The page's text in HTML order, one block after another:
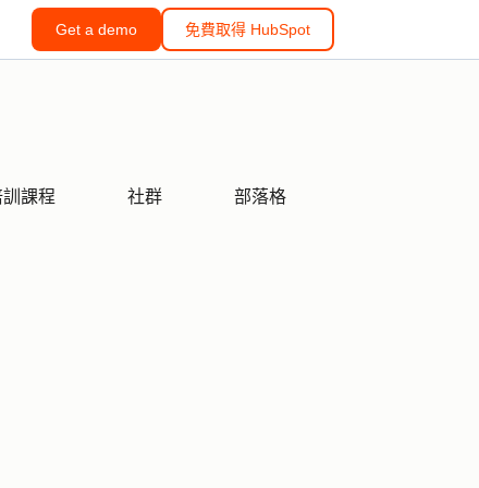
Get a demo 免費取得 HubSpot
課程 社群 部落格